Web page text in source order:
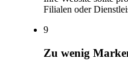
Filialen oder
9
Zu wenig